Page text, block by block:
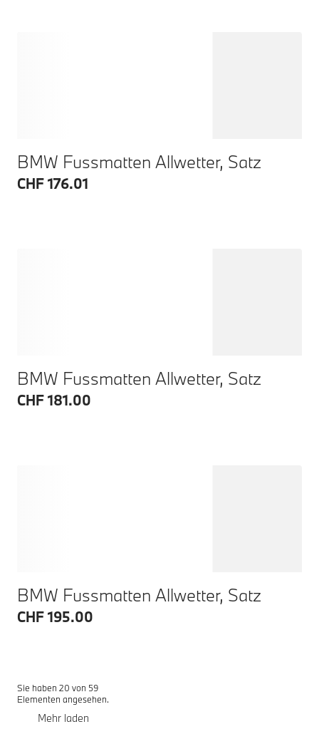
BMW Fussmatten Allwetter, Satz
CHF 176.01
BMW Fussmatten Allwetter, Satz
CHF 181.00
BMW Fussmatten Allwetter, Satz
CHF 195.00
Sie haben 20 von 59
Elementen angesehen.
Mehr laden